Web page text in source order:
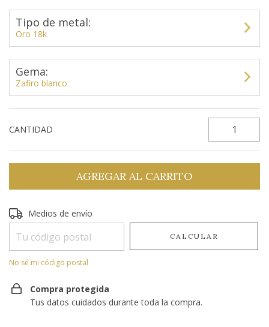
Tipo de metal:
Oro 18k
Gema:
Zafiro blanco
CANTIDAD
Entregas para el CP:
Medios de envío
CALCULAR
No sé mi código postal
Compra protegida
Tus datos cuidados durante toda la compra.